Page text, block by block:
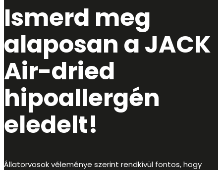
Ismerd meg
alaposan a JACK
Air-dried
hipoallergén
eledelt!
Állatorvosok véleménye szerint rendkívül fontos, hogy